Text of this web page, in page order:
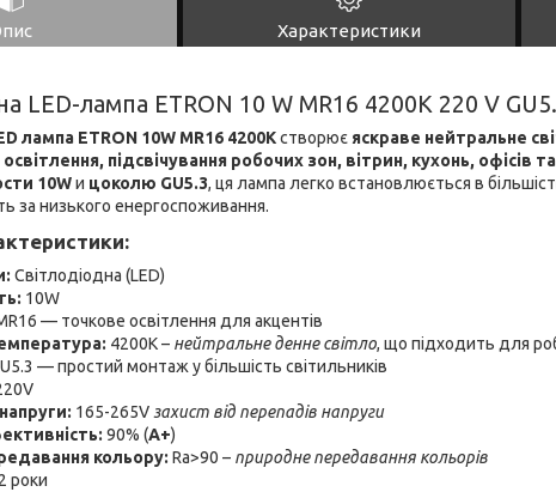
Характеристики
LED-лампа ETRON 10 W MR16 4200K 220 V
лампа ETRON 10W MR16 4200Kстворює яскраве нейтральне
підсвічування робочих зон, вітрин, кухонь, офісів
10Wи цоколю GU5.3, ця лампа легко встановлюється в
за низького енергоспоживання.
Світлодіодна (LED)
10W
— точкове освітлення для акцентів
4200K – нейтральне денне світло, що підходить для
— простий монтаж у більшість світильників
165-265V захист від перепадів напруги
90% (A+)
кольору: Ra>90 – природне передавання кольорів
2 роки